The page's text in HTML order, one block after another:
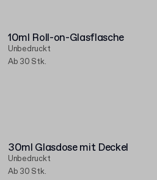
10ml Roll-on-Glasflasche
Unbedruckt
Ab 30 Stk.
30ml Glasdose mit Deckel
Unbedruckt
Ab 30 Stk.